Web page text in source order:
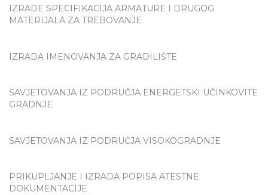
IZRADE SPECIFIKACIJA ARMATURE I DRUGOG
MATERIJALA ZA TREBOVANJE
IZRADA IMENOVANJA ZA GRADILIŠTE
SAVJETOVANJA IZ PODRUČJA ENERGETSKI UČINKOVITE
GRADNJE
SAVJETOVANJA IZ PODRUČJA VISOKOGRADNJE
PRIKUPLJANJE I IZRADA POPISA ATESTNE
DOKUMENTACIJE